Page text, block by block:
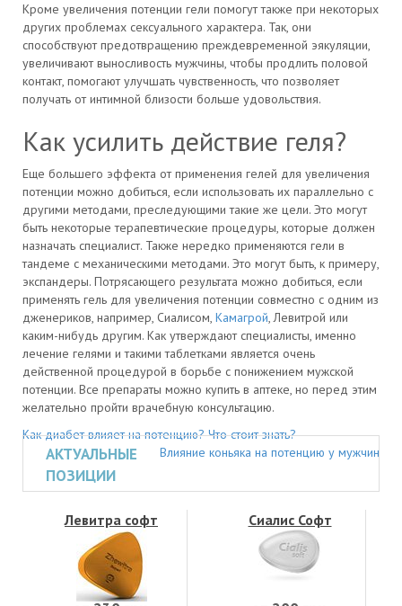
Кроме увеличения потенции гели помогут также при некоторых
других проблемах сексуального характера. Так, они
способствуют предотвращению преждевременной эякуляции,
увеличивают выносливость мужчины, чтобы продлить половой
контакт, помогают улучшать чувственность, что позволяет
получать от интимной близости больше удовольствия.
Как усилить действие геля?
Еще большего эффекта от применения гелей для увеличения
потенции можно добиться, если использовать их параллельно с
другими методами, преследующими такие же цели. Это могут
быть некоторые терапевтические процедуры, которые должен
назначать специалист. Также нередко применяются гели в
тандеме с механическими методами. Это могут быть, к примеру,
экспандеры. Потрясающего результата можно добиться, если
применять гель для увеличения потенции совместно с одним из
дженериков, например, Сиалисом, Камагрой, Левитрой или
каким-нибудь другим. Как утверждают специалисты, именно
лечение гелями и такими таблетками является очень
действенной процедурой в борьбе с понижением мужской
потенции. Все препараты можно купить в аптеке, но перед этим
желательно пройти врачебную консультацию.
Как диабет влияет на потенцию? Что стоит знать?
Влияние коньяка на потенцию у мужчин
АКТУАЛЬНЫЕ
ПОЗИЦИИ
Левитра софт Сиалис Софт